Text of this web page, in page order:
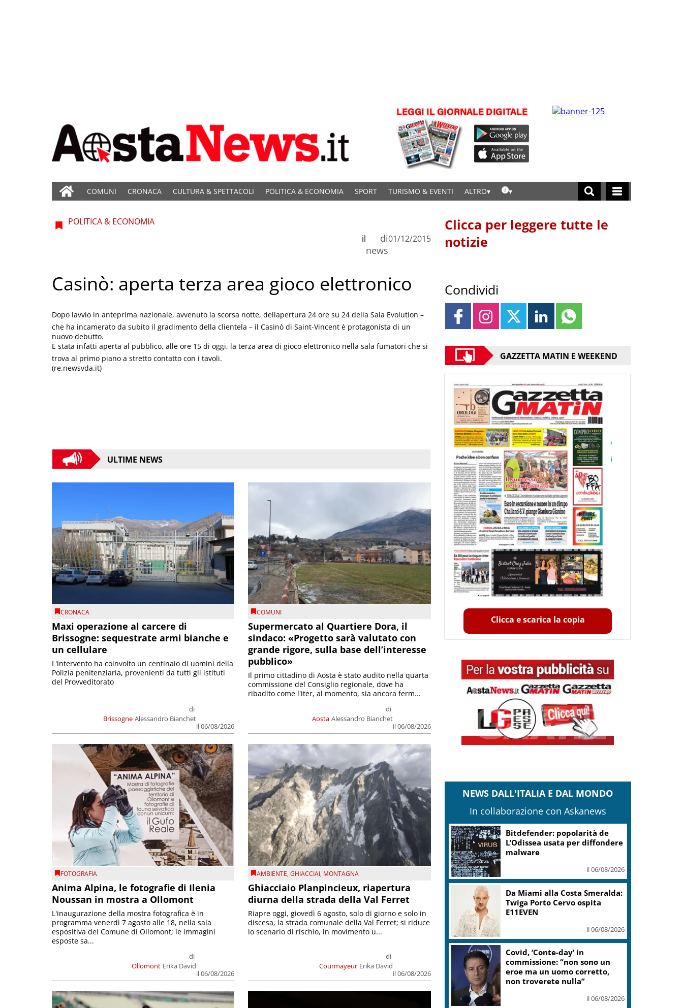
COMUNI CRONACA CULTURA & SPETTACOLI POLITICA & ECONOMIA SPORT TURISMO & EVENTI ALTRO
POLITICA & ECONOMIA
di
news
il 01/12/2015
Casinò: aperta terza area gioco elettronico
Dopo lavvio in anteprima nazionale, avvenuto la scorsa notte, dellapertura 24 ore su 24 della Sala Evolution –
che ha incamerato da subito il gradimento della clientela – il Casinò di Saint-Vincent è protagonista di un
nuovo debutto.
E stata infatti aperta al pubblico, alle ore 15 di oggi, la terza area di gioco elettronico nella sala fumatori che si
trova al primo piano a stretto contatto con i tavoli.
(re.newsvda.it)
ULTIME NEWS
CRONACA
Maxi operazione al carcere di
Brissogne: sequestrate armi bianche e
un cellulare
Brissogne
di
Alessandro Bianchet
il 06/08/2026
L'intervento ha coinvolto un centinaio di uomini della
Polizia penitenziaria, provenienti da tutti gli istituti
del Provveditorato
COMUNI
Supermercato al Quartiere Dora, il
sindaco: «Progetto sarà valutato con
grande rigore, sulla base dell’interesse
pubblico»
Aosta
di
Alessandro Bianchet
il 06/08/2026
Il primo cittadino di Aosta è stato audito nella quarta
commissione del Consiglio regionale, dove ha
ribadito come l'iter, al momento, sia ancora ferm...
FOTOGRAFIA
Anima Alpina, le fotografie di Ilenia
Noussan in mostra a Ollomont
Ollomont
di
Erika David
il 06/08/2026
L'inaugurazione della mostra fotografica è in
programma venerdì 7 agosto alle 18, nella sala
espositiva del Comune di Ollomont; le immagini
esposte sa...
AMBIENTE,GHIACCIAI, MONTAGNA
Ghiacciaio Planpincieux, riapertura
diurna della strada della Val Ferret
Courmayeur
di
Erika David
il 06/08/2026
Riapre oggi, giovedì 6 agosto, solo di giorno e solo in
discesa, la strada comunale della Val Ferret; si riduce
lo scenario di rischio, in movimento u...
Clicca per leggere tutte le
notizie
Condividi
GAZZETTA MATIN E WEEKEND
Clicca e scarica la copia
NEWS DALL'ITALIA E DAL MONDO
In collaborazione con Askanews
Bitdefender: popolarità de
L’Odissea usata per diffondere
malware
il 06/08/2026
Da Miami alla Costa Smeralda:
Twiga Porto Cervo ospita
E11EVEN
il 06/08/2026
Covid, ‘Conte-day’ in
commissione: “non sono un
eroe ma un uomo corretto,
non troverete nulla”
il 06/08/2026